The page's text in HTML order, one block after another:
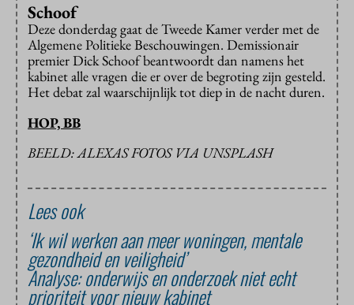
Schoof
Deze donderdag gaat de Tweede Kamer verder met de
Algemene Politieke Beschouwingen. Demissionair
premier Dick Schoof beantwoordt dan namens het
kabinet alle vragen die er over de begroting zijn gesteld.
Het debat zal waarschijnlijk tot diep in de nacht duren.
HOP, BB
BEELD: ALEXAS FOTOS VIA UNSPLASH
Lees ook
‘Ik wil werken aan meer woningen, mentale
gezondheid en veiligheid’
Analyse: onderwijs en onderzoek niet echt
prioriteit voor nieuw kabinet